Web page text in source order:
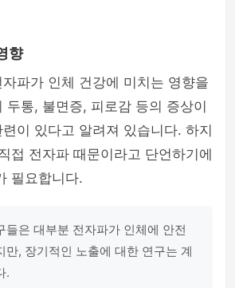
향
파가 인체 건강에 미치는 영향을
두통, 불면증, 피로감 등의 증상이
이 있다고 알려져 있습니다. 하지
접 전자파 때문이라고 단언하기에
필요합니다.
들은 대부분 전자파가 인체에 안전
만, 장기적인 노출에 대한 연구는 계
.